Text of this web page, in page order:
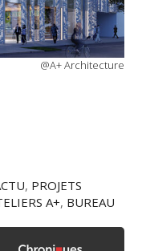
@A+ Architecture
, PROJETS
A+, BUREAU